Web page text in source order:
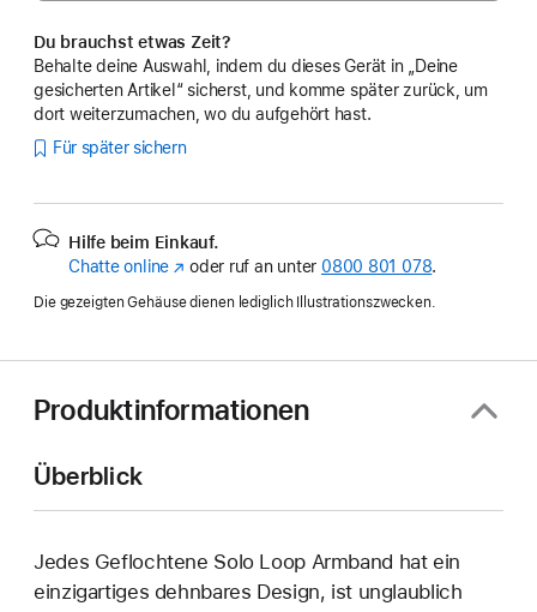
Du brauchst etwas Zeit?
Behalte deine Auswahl, indem du dieses Gerät in „Deine
gesicherten Artikel“ sicherst, und komme später zurück, um
dort weiterzumachen, wo du aufgehört hast.
Für später sichern
Hilfe beim Einkauf.
Chatte online (Öffnet
neues
oder ruf an unter 0800 801 078.
Die gezeigten Gehäuse dienen lediglich Illustrationszwecken.
Produktinformationen
Überblick
Jedes Geflochtene Solo Loop Armband hat ein
einzig­artiges dehn­bares Design, ist unglaublich